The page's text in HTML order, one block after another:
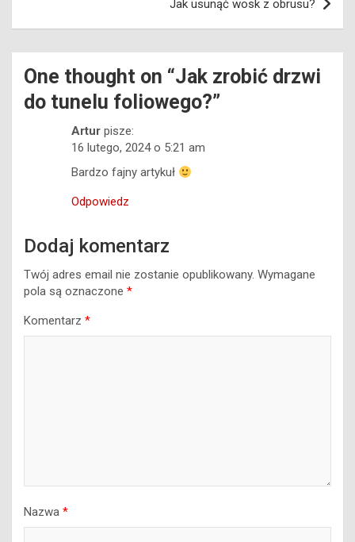
Jak usunąć wosk z obrusu?
One thought on “Jak zrobić drzwi
do tunelu foliowego?”
Artur pisze:
16 lutego, 2024 o 5:21 am
Bardzo fajny artykuł
Odpowiedz
Dodaj komentarz
Twój adres email nie zostanie opublikowany. Wymagane
pola są oznaczone *
Komentarz *
Nazwa *